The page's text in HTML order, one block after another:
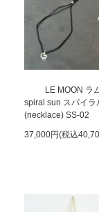
LE MOON ラ
spiral sun スパイラ
(necklace) SS-02
37,000円(税込